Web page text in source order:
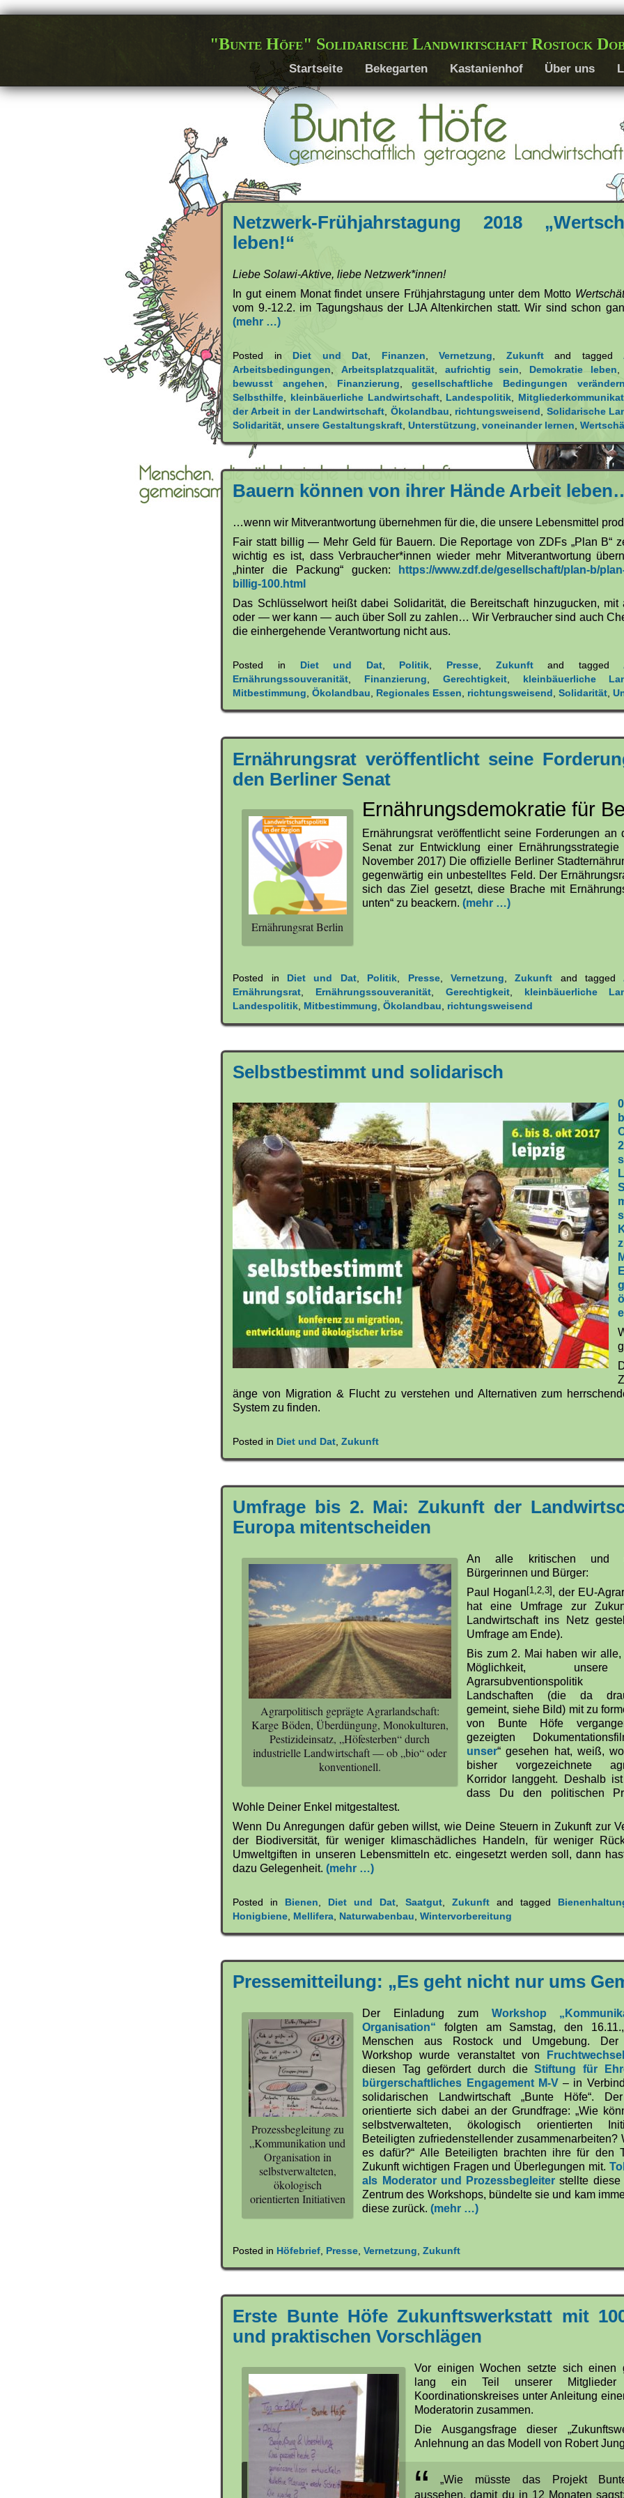
"Bunte Höfe" Solidarische Landwirtschaft Rostock
Startseite Bekegarten Kastanienhof Über uns
Netzwerk-Frühjahrstagung 2018
leben!“
Liebe Solawi-Aktive, liebe Netzwerk*innen!
In gut einem Monat findet unsere Frühjahrstagung unter dem Motto
vom 9.-12.2. im Tagungshaus der LJA Altenkirchen statt. Wir sind schon
(mehr …)
Posted in Diet und Dat Finanzen ,Vernetzung Zukunftand tagged
Arbeitsbedingungen ,Arbeitsplatzqualität ,aufrichtig sein Demokratie leben
bewusst angehen
Finanzierung ,gesellschaftliche Bedingungen verändern
Selbsthilfe
kleinbäuerliche Landwirtschaft, Landespolitik
der Arbeit in der Landwirtschaft Ökolandbau richtungsweisend Solidarische
Solidarität ,unsere Gestaltungskraft ,Unterstützung ,voneinander lernen ,
Bauern können von ihrer Hände Arbeit
…wenn wir Mitverantwortung übernehmen für die, die unsere Lebensmittel
Fair statt billig — Mehr Geld für Bauern. Die Reportage von ZDFs „Plan B“
wichtig es ist, dass Verbraucher*innen wieder mehr Mitverantwortung
„hinter die Packung“ gucken:
https://www.zdf.de/gesellschaft/plan-b/
billig-100.html
Das Schlüsselwort heißt dabei Solidarität, die Bereitschaft hinzugucken, mit
oder — wer kann — auch über Soll zu zahlen… Wir Verbraucher sind auch
die einhergehende Verantwortung nicht aus.
Posted in Diet und Dat, Politik Presse, Zukunftand tagged
Ernährungssouveranität
Finanzierung Gerechtigkeit, kleinbäuerliche
Mitbestimmung ,Ökolandbau Regionales Essen richtungsweisend ,Solidarität ,
Ernährungsrat veröffentlicht seine
den Berliner Senat
Ernährungsrat Berlin
Ernährungsdemokratie für
Ernährungsrat veröffentlicht seine Forderungen an
Senat zur Entwicklung einer
November 2017) Die offizielle Berliner
gegenwärtig ein unbestelltes Feld. Der
sich das Ziel gesetzt, diese Brache mit
unten“ zu beackern.(mehr …)
Posted in Diet und Dat, Politik, Presse, Vernetzung,Zukunft and tagged
Ernährungsrat, Ernährungssouveranität, Gerechtigkeit, kleinbäuerliche
Landespolitik, Mitbestimmung,Ökolandbau, richtungsweisend
Selbstbestimmt und solidarisch
änge von Migration & Flucht zu verstehen und Alternativen zum
System zu finden.
Posted in Diet und Dat ,Zukunft
Umfrage bis 2. Mai: Zukunft der
Europa mitentscheiden
Agrarpolitisch geprägte Agrarlandschaft:
Karge Böden, Überdüngung, Monokulturen,
Pestizideinsatz, „Höfesterben“ durch
industrielle Landwirtschaft — ob „bio“ oder
konventionell.
An alle kritischen und
Bürgerinnen und Bürger:
Paul Hogan [1,2,3] , der EU-
hat eine Umfrage zur
Landwirtschaft ins Netz
Umfrage am Ende).
Bis zum 2. Mai haben wir
Möglichkeit,
Agrarsubventionspolitik
Landschaften (die da
gemeint, siehe Bild) mit zu
von Bunte Höfe
gezeigten
unser“ gesehen hat, weiß,
bisher vorgezeichnete
Korridor langgeht. Deshalb
dass Du den politischen
Wohle Deiner Enkel mitgestaltest.
Wenn Du Anregungen dafür geben willst, wie Deine Steuern in Zukunft zur
der Biodiversität, für weniger klimaschädliches Handeln, für weniger
Umweltgiften in unseren Lebensmitteln etc. eingesetzt werden soll, dann
dazu Gelegenheit.(mehr …)
Posted in Bienen Diet und Dat ,Saatgut ,Zukunft and tagged
Honigbiene Mellifera Naturwabenbau ,Wintervorbereitung
Pressemitteilung: „Es geht nicht nur ums
Prozessbegleitung zu
„Kommunikation und
Organisation in
selbstverwalteten,
ökologisch
orientierten Initiativen
Der Einladung zum Workshop
Organisation“ folgten am Samstag, den
Menschen aus Rostock und Umgebung. Der
Workshop wurde veranstaltet von
diesen Tag gefördert durch dieStiftung für
bürgerschaftliches Engagement M-V– in
solidarischen Landwirtschaft „Bunte Höfe“.
orientierte sich dabei an der Grundfrage: „Wie
selbstverwalteten, ökologisch orientierten
Beteiligten zufriedenstellender zusammenarbeiten?
es dafür?“ Alle Beteiligten brachten ihre für den
Zukunft wichtigen Fragen und Überlegungen mit.
als Moderator und Prozessbegleiter stellte diese
Zentrum des Workshops, bündelte sie und kam
diese zurück.(mehr …)
Posted in Höfebrief Presse ,Vernetzung ,Zukunft
Erste Bunte Höfe Zukunftswerkstatt mit
und praktischen Vorschlägen
Vor einigen Wochen setzte sich einen
lang ein Teil unserer
Koordinationskreises unter Anleitung
Moderatorin zusammen.
Die Ausgangsfrage dieser
Anlehnung an das Modell von Robert
„Wie müsste das Projekt
aussehen, damit du in 12 Monaten